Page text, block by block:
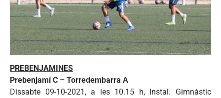
PREBENJAMINES
Prebenjamí C – Torredembarra A
Dissabte 09-10-2021, a les 10.15 h, Instal. Gimnàstic